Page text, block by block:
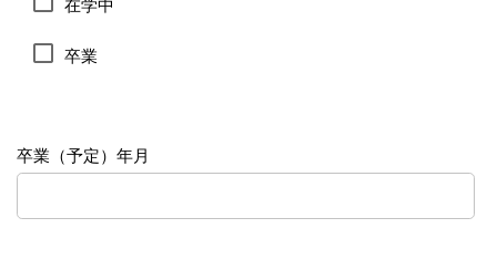
在学中
卒業
卒業（予定）年月